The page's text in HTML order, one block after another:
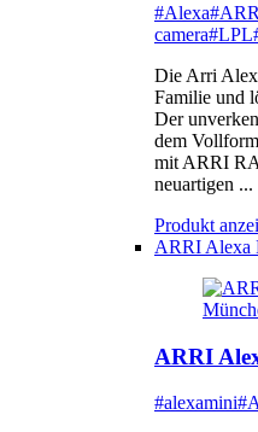
#Alexa
camera#LPL
Die Arri
Familie und
Der
dem
mit ARRI
neuartigen ...
Produkt
ARRI Alexa
ARRI
#alexamini